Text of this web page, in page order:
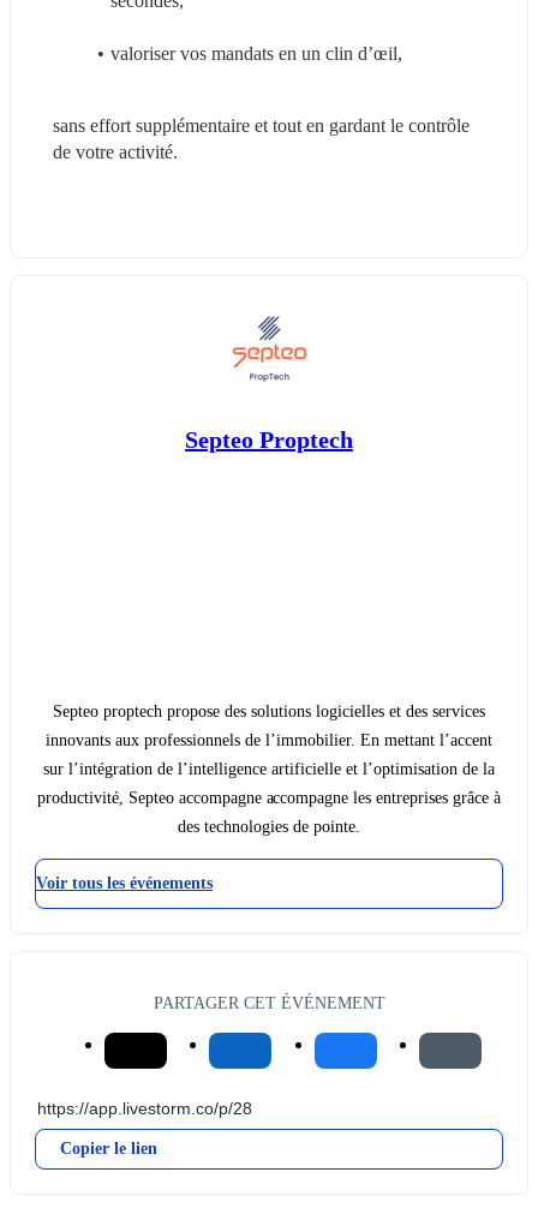
valoriser vos mandats en un clin d’œil,
sans effort supplémentaire et tout en gardant le contrôle
de votre activité.
Septeo Proptech
Septeo proptech propose des solutions logicielles et des services
innovants aux professionnels de l’immobilier. En mettant l’accent
sur l’intégration de l’intelligence artificielle et l’optimisation de la
productivité, Septeo accompagne accompagne les entreprises grâce à
des technologies de pointe.
Voir tous les événements
PARTAGER CET ÉVÉNEMENT
Copier le lien